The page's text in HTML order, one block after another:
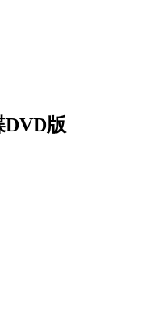
DVD版